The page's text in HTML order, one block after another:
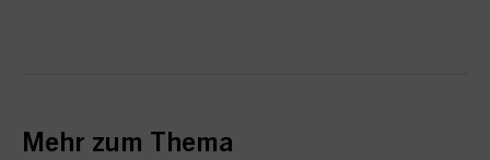
Mehr zum Thema